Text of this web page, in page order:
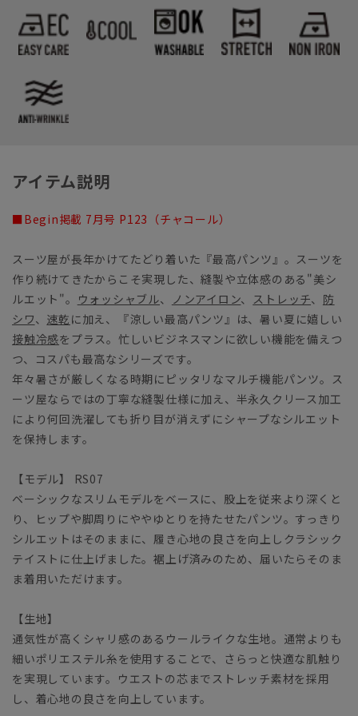
アイテム説明
■Begin掲載 7月号 P123（チャコール）
スーツ屋が長年かけてたどり着いた『最高パンツ』。スーツを
作り続けてきたからこそ実現した、縫製や立体感のある"美シ
ルエット"。 ウォッシャブル、 ノンアイロン、 ストレッチ、 防
シワ、 速乾 に加え、『涼しい最高パンツ』は、暑い夏に嬉しい
接触冷感をプラス。忙しいビジネスマンに欲しい機能を備えつ
つ、コスパも最高なシリーズです。
年々暑さが厳しくなる時期にピッタリなマルチ機能パンツ。ス
ーツ屋ならではの丁寧な縫製仕様に加え、半永久クリース加工
により何回洗濯しても折り目が消えずにシャープなシルエット
を保持します。
【モデル】 RS07
ベーシックなスリムモデルをベースに、股上を従来より深くと
り、ヒップや脚周りにややゆとりを持たせたパンツ。すっきり
シルエットはそのままに、履き心地の良さを向上しクラシック
テイストに仕上げました。裾上げ済みのため、届いたらそのま
ま着用いただけます。
【生地】
通気性が高くシャリ感のあるウールライクな生地。通常よりも
細いポリエステル糸を使用することで、さらっと快適な肌触り
を実現しています。ウエストの芯までストレッチ素材を採用
し、着心地の良さを向上しています。